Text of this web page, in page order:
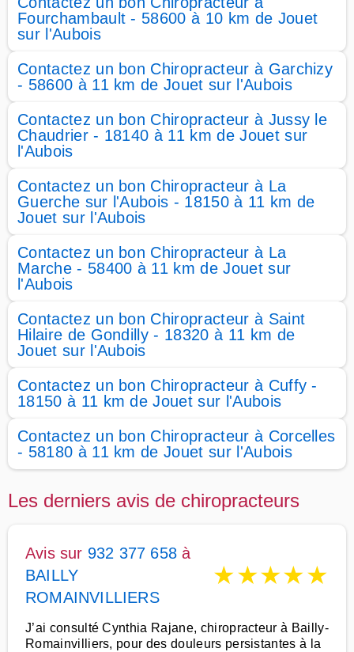
Fourchambault - 58600 à 10 km de Jouet
sur l'Aubois
Contactez un bon Chiropracteur à Garchizy
- 58600 à 11 km de Jouet sur l'Aubois
Contactez un bon Chiropracteur à Jussy le
Chaudrier - 18140 à 11 km de Jouet sur
l'Aubois
Contactez un bon Chiropracteur à La
Guerche sur l'Aubois - 18150 à 11 km de
Jouet sur l'Aubois
Contactez un bon Chiropracteur à La
Marche - 58400 à 11 km de Jouet sur
l'Aubois
Contactez un bon Chiropracteur à Saint
Hilaire de Gondilly - 18320 à 11 km de
Jouet sur l'Aubois
Contactez un bon Chiropracteur à Cuffy -
18150 à 11 km de Jouet sur l'Aubois
Contactez un bon Chiropracteur à Corcelles
- 58180 à 11 km de Jouet sur l'Aubois
Les derniers avis de chiropracteurs
Avis sur 932 377 658 à
BAILLY
ROMAINVILLIERS
★★★★★
J’ai consulté Cynthia Rajane, chiropracteur à Bailly-
Romainvilliers, pour des douleurs persistantes à la